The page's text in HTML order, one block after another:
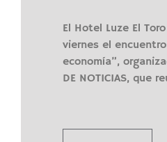
El Hotel Luze El
viernes el
economía”,
DE NOTICIAS, que